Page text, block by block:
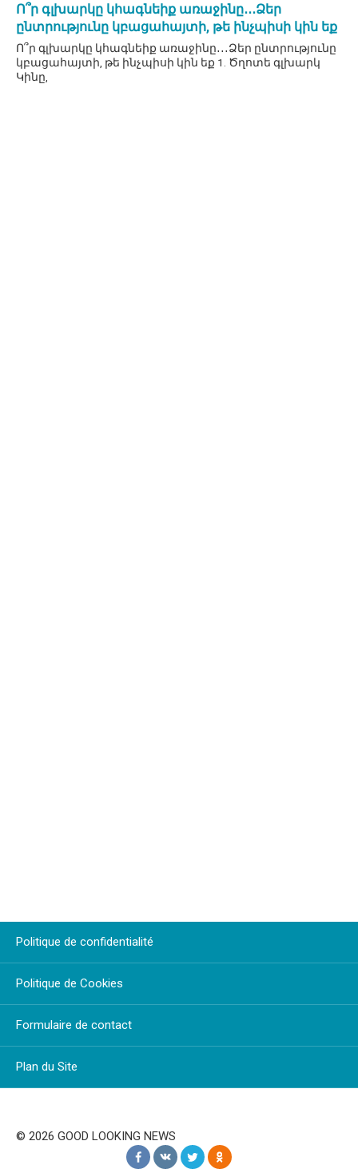
Ո՞ր գլխարկը կհագնեիք առաջինը․․․Ձեր
ընտրությունը կբացահայտի, թե ինչպիսի կին եք
Ո՞ր գլխարկը կհագնեիք առաջինը․․․Ձեր ընտրությունը
կբացահայտի, թե ինչպիսի կին եք 1. Ծղոտե գլխարկ
Կինը,
Politique de confidentialité
Politique de Cookies
Formulaire de contact
Plan du Site
© 2026 GOOD LOOKING NEWS